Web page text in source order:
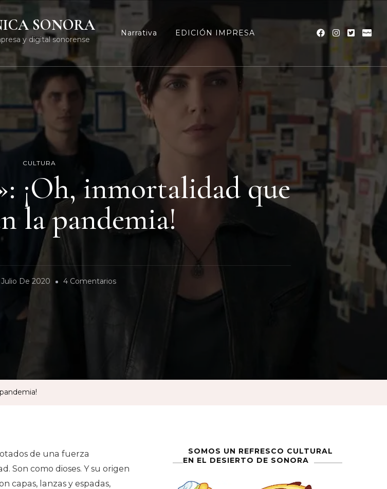
SONORA
y digital sonorense
Narrativa EDICIÓN IMPRESA
CULTURA
¡Oh, inmortalidad que
la pandemia!
Julio De 2020 4 ComentariosEn
de una fuerza
Son como dioses. Y su origen
capas, lanzas y espadas,
SOMOS UN REFRESCO CULTURAL
EN EL DESIERTO DE SONORA